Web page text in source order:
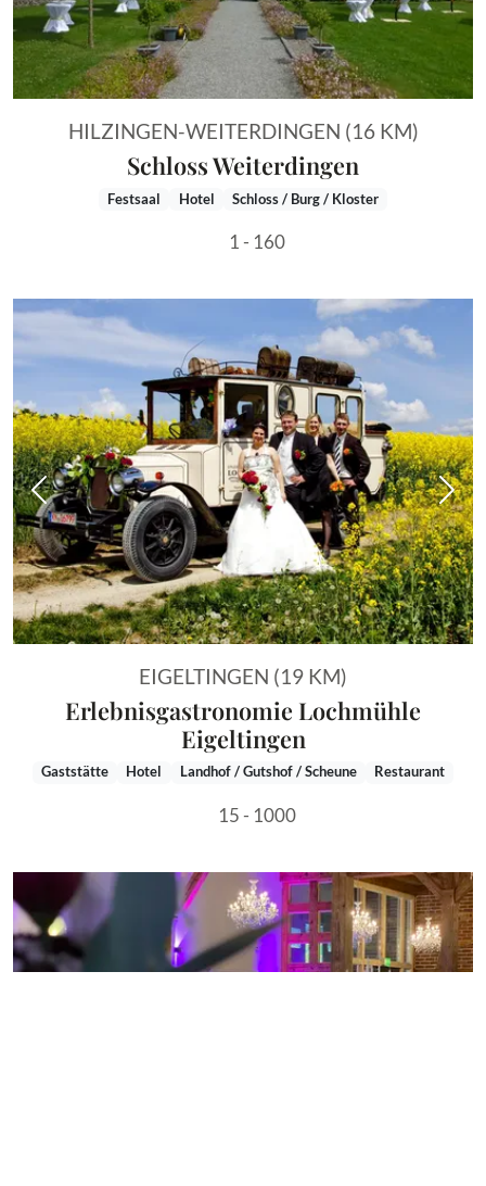
HILZINGEN-WEITERDINGEN (16 KM)
Schloss Weiterdingen
Festsaal Hotel Schloss / Burg / Kloster
1 - 160
Vorheriges Bild
EIGELTINGEN (19 KM)
Erlebnisgastronomie Lochmühle
Eigeltingen
Gaststätte Hotel Landhof / Gutshof / Scheune Restaurant
15 - 1000